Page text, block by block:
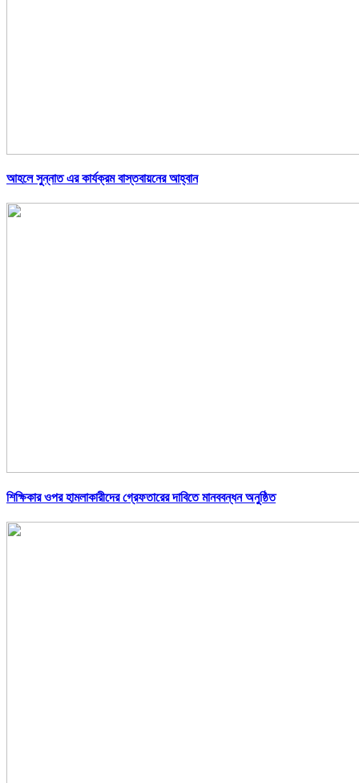
আহলে সুন্নাত এর কার্যক্রম বাস্তবায়নের আহ্বান
শিক্ষিকার ওপর হামলাকারীদের গ্রেফতারের দাবিতে মানববন্ধন অনুষ্ঠিত